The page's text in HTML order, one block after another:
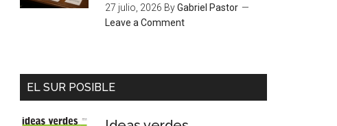
27 julio, 2026 ByGabriel Pastor
Leave a Comment
EL SUR POSIBLE